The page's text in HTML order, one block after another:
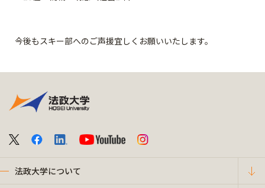
今後もスキー部へのご声援宜しくお願いいたします。
法政大学について